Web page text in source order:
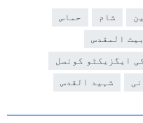
شام حماس
بیت المقدس
ایگزیکٹو کونسل
شہید القدس